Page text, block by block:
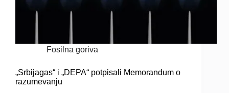
Fosilna goriva
„Srbijagas“ i „DEPA“ potpisali Memorandum o
razumevanju